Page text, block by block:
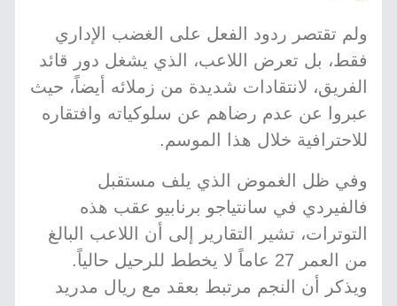
ولم تقتصر ردود الفعل على الغضب الإداري
فقط، بل تعرض اللاعب، الذي يشغل دور قائد
الفريق، لانتقادات شديدة من زملائه أيضاً، حيث
عبروا عن عدم رضاهم عن سلوكياته وافتقاره
للاحترافية خلال هذا الموسم.
وفي ظل الغموض الذي يلف مستقبل
فالفيردي في سانتياجو برنابيو عقب هذه
التوترات، تشير التقارير إلى أن اللاعب البالغ
من العمر 27 عاماً لا يخطط للرحيل حالياً.
ويذكر أن النجم مرتبط بعقد مع ريال مدريد